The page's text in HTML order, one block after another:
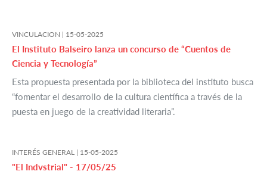
VINCULACION | 15-05-2025
El Instituto Balseiro lanza un concurso de “Cuentos de
Ciencia y Tecnología”
Esta propuesta presentada por la biblioteca del instituto busca
“fomentar el desarrollo de la cultura científica a través de la
puesta en juego de la creatividad literaria”.
INTERÉS GENERAL | 15-05-2025
"El Indvstrial" - 17/05/25